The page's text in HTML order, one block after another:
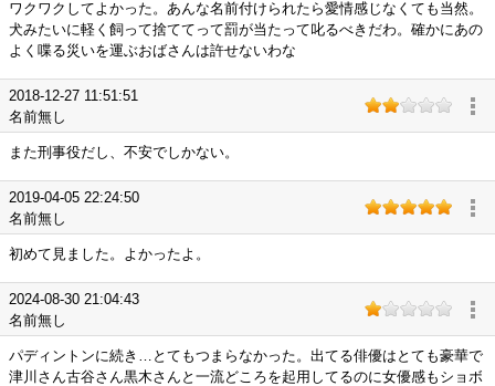
ワクワクしてよかった。あんな名前付けられたら愛情感じなくても当然。
犬みたいに軽く飼って捨ててって罰が当たって叱るべきだわ。確かにあの
よく喋る災いを運ぶおばさんは許せないわな
2018-12-27 11:51:51
名前無し
また刑事役だし、不安でしかない。
2019-04-05 22:24:50
名前無し
初めて見ました。よかったよ。
2024-08-30 21:04:43
名前無し
パディントンに続き…とてもつまらなかった。出てる俳優はとても豪華で
津川さん古谷さん黒木さんと一流どころを起用してるのに女優感もショボ